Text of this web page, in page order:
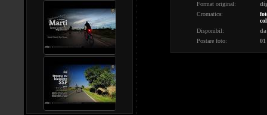
Format original:
Cromatica:
Disponibil:
da
Postare foto:
01